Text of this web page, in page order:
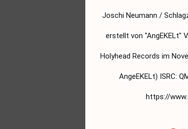
Joschi Neumann /
erstellt von "AngEKELt"
Holyhead Records im
AngeEKELt) ISRC:
https://